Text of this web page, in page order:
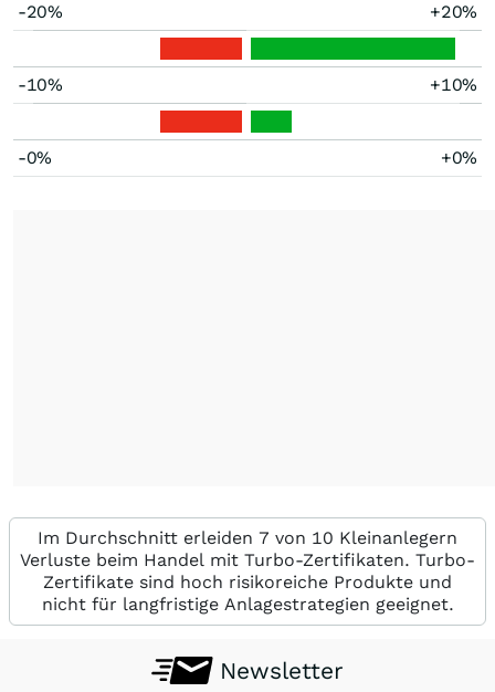
-20% +20%
-10% +10%
-0% +0%
Im Durchschnitt erleiden 7 von 10 Kleinanlegern
Verluste beim Handel mit Turbo-Zertifikaten. Turbo-
Zertifikate sind hoch risikoreiche Produkte und
nicht für langfristige Anlagestrategien geeignet.
Newsletter